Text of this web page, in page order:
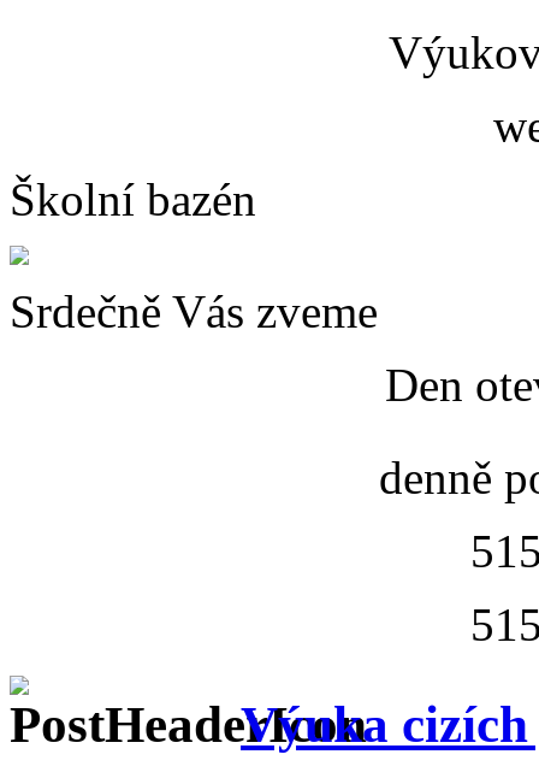
Školní bazén
Srdečně Vás zveme
Den
denně
Výuka